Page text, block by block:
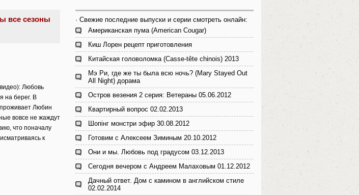
все сезоны
Любовь
на берег. В
Любин
вовсе не жаждут
что поначалу
к
· Свежие последние выпуски и серии смотреть онлайн:
Американская пума (American Cougar)
Киш Лорен рецепт приготовления
Китайская головоломка (Casse-tête chinois) 2013
Мэ Ри, где же ты была всю ночь? (Mary Stayed Out
All Night) дорама
Остров везения 2 серия: Ветераны 05.06.2012
Квартирный вопрос 02.02.2013
Шопінг монстри эфир 30.08.2012
Готовим с Алексеем Зиминым 20.10.2012
Они и мы. Любовь под градусом 03.12.2013
Сегодня вечером с Андреем Малаховым 01.12.2012
Дачный ответ. Дом с камином в английском стиле
02.02.2014